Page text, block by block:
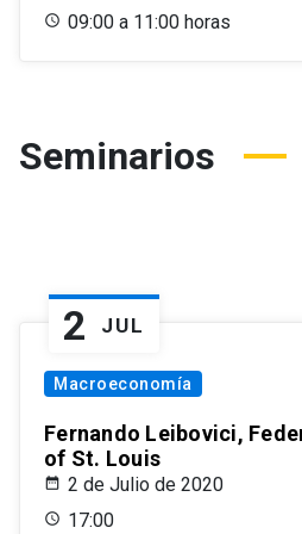
09:00 a 11:00 horas
Seminarios
2 JUL
Macroeconomía
Fernando Leibovici,
of St. Louis
2 de Julio de 2020
17:00